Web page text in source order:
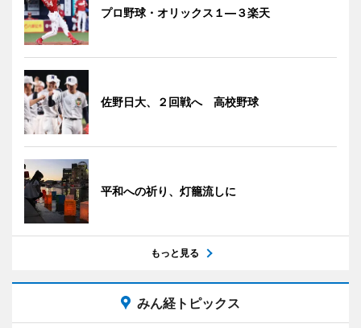
プロ野球・オリックス１―３楽天
佐野日大、２回戦へ 高校野球
平和への祈り、灯籠流しに
もっと見る
みん経トピックス